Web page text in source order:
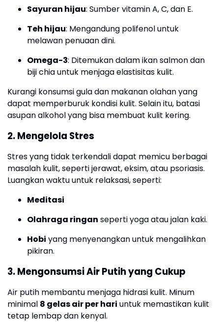
Sayuran hijau: Sumber vitamin A, C, dan E.
Teh hijau: Mengandung polifenol untuk
melawan penuaan dini.
Omega-3: Ditemukan dalam ikan salmon dan
biji chia untuk menjaga elastisitas kulit.
Kurangi konsumsi gula dan makanan olahan yang
dapat memperburuk kondisi kulit. Selain itu, batasi
asupan alkohol yang bisa membuat kulit kering.
2.Mengelola Stres
Stres yang tidak terkendali dapat memicu berbagai
masalah kulit, seperti jerawat, eksim, atau psoriasis.
Luangkan waktu untuk relaksasi, seperti:
Meditasi
Olahraga ringan seperti yoga atau jalan kaki.
Hobi yang menyenangkan untuk mengalihkan
pikiran.
3.Mengonsumsi Air Putih yang Cukup
Air putih membantu menjaga hidrasi kulit. Minum
minimal 8 gelas air per hari untuk memastikan kulit
tetap lembap dan kenyal.